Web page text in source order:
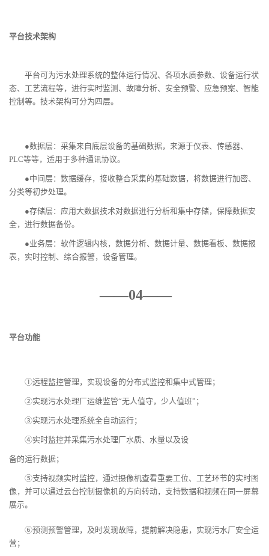
平台技术架构
平台可为污水处理系统的整体运行情况、各项水质参数、设备运行状
态、工艺流程等，进行实时监测、故障分析、安全预警、应急预案、智能
控制等。技术架构可分为四层。
●数据层：采集来自底层设备的基础数据，来源于仪表、传感器、
PLC等等，适用于多种通讯协议。
●中间层：数据缓存，接收整合采集的基础数据，将数据进行加密、
分类等初步处理。
●存储层：应用大数据技术对数据进行分析和集中存储，保障数据安
全，进行数据备份。
●业务层：软件逻辑内核，数据分析、数据计量、数据看板、数据报
表，实时控制、综合报警，设备管理。
——04——
平台功能
①远程监控管理，实现设备的分布式监控和集中式管理；
②实现污水处理厂运维监管“无人值守，少人值班”；
③实现污水处理系统全自动运行；
④实时监控并采集污水处理厂水质、水量以及设
备的运行数据；
⑤支持视频实时监控，通过摄像机查看重要工位、工艺环节的实时图
像，并可以通过云台控制摄像机的方向转动，支持数据和视频在同一屏幕
展示。
⑥预测预警管理，及时发现故障，提前解决隐患，实现污水厂安全运
营；